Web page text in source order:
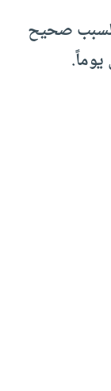
لسبب صحيح